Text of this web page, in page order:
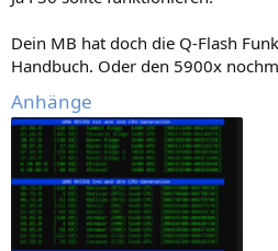
Dein MB hat doch die Q-Flash
Handbuch. Oder den 5900x
Anhänge